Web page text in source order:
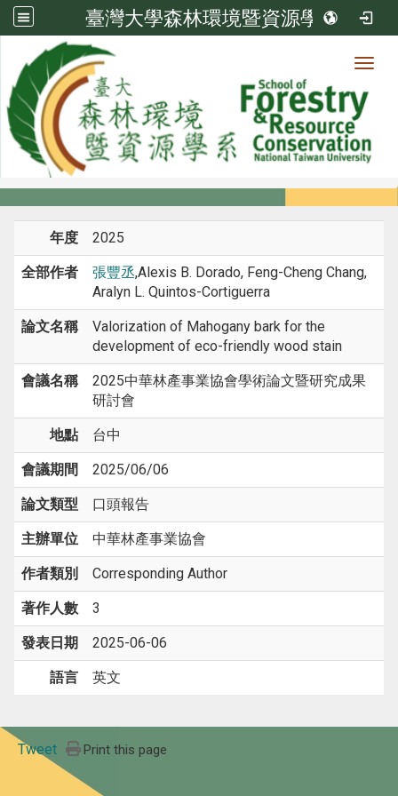
臺灣大學森林環境暨資源學系
系所成員
系所成員
年度 2025
全部作者 張豐丞,Alexis B. Dorado, Feng-Cheng Chang,
Aralyn L. Quintos-Cortiguerra
論文名稱
Valorization of Mahogany bark for the
development of eco-friendly wood stain
會議名稱
2025中華林產事業協會學術論文暨研究成果
研討會
地點 台中
會議期間 2025/06/06
論文類型 口頭報告
主辦單位 中華林產事業協會
作者類別 Corresponding Author
著作人數 3
發表日期 2025-06-06
語言 英文
Tweet Print this page